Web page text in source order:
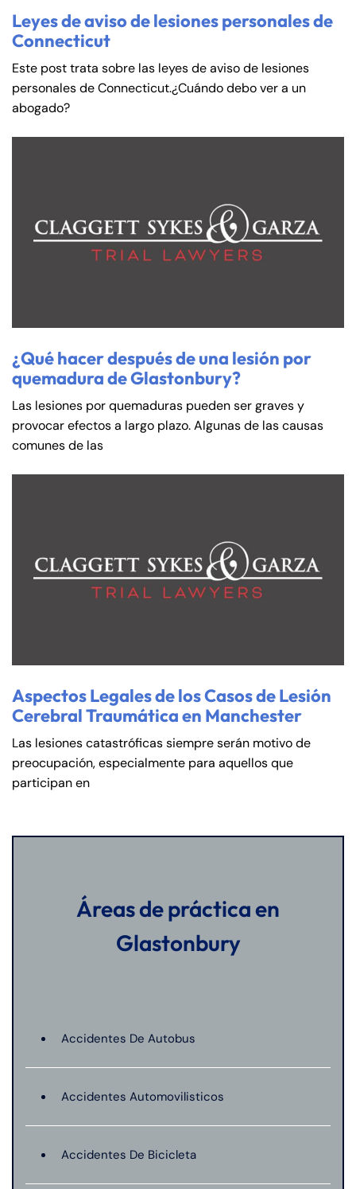
Leyes de aviso de lesiones personales de
Connecticut
Este post trata sobre las leyes de aviso de lesiones
personales de Connecticut.¿Cuándo debo ver a un
abogado?
¿Qué hacer después de una lesión por
quemadura de Glastonbury?
Las lesiones por quemaduras pueden ser graves y
provocar efectos a largo plazo. Algunas de las causas
comunes de las
Aspectos Legales de los Casos de Lesión
Cerebral Traumática en Manchester
Las lesiones catastróficas siempre serán motivo de
preocupación, especialmente para aquellos que
participan en
Áreas de práctica en
Glastonbury
Accidentes De Autobus
Accidentes Automovilisticos
Accidentes De Bicicleta